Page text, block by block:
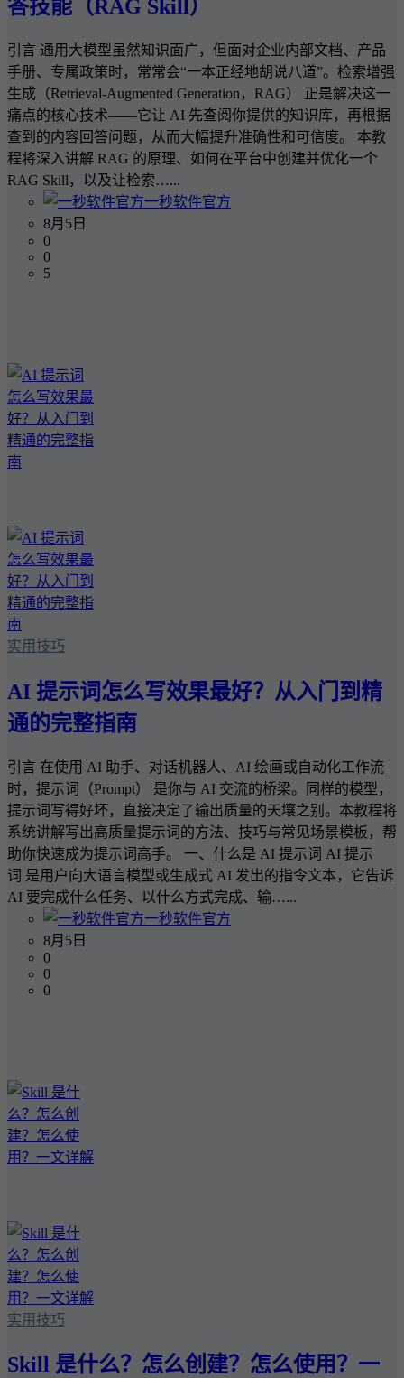
答技能（RAG Skill）
引言 通用大模型虽然知识面广，但面对企业内部文档、产品
手册、专属政策时，常常会“一本正经地胡说八道”。检索增强
生成（Retrieval-Augmented Generation，RAG） 正是解决这一
痛点的核心技术——它让 AI 先查阅你提供的知识库，再根据
查到的内容回答问题，从而大幅提升准确性和可信度。 本教
程将深入讲解 RAG 的原理、如何在平台中创建并优化一个
RAG Skill，以及让检索…...
一秒软件官方
8月5日
0
0
5
实用技巧
AI 提示词怎么写效果最好？从入门到精
通的完整指南
引言 在使用 AI 助手、对话机器人、AI 绘画或自动化工作流
时，提示词（Prompt） 是你与 AI 交流的桥梁。同样的模型，
提示词写得好坏，直接决定了输出质量的天壤之别。本教程将
系统讲解写出高质量提示词的方法、技巧与常见场景模板，帮
助你快速成为提示词高手。 一、什么是 AI 提示词 AI 提示
词 是用户向大语言模型或生成式 AI 发出的指令文本，它告诉
AI 要完成什么任务、以什么方式完成、输…...
一秒软件官方
8月5日
0
0
0
实用技巧
Skill 是什么？怎么创建？怎么使用？一